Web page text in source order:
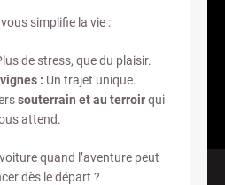
simplifie la vie :
de stress, que du plaisir.
: Un trajet unique.
souterrain et au terroirqui
attend.
quand l’aventure peut
dès le départ ?